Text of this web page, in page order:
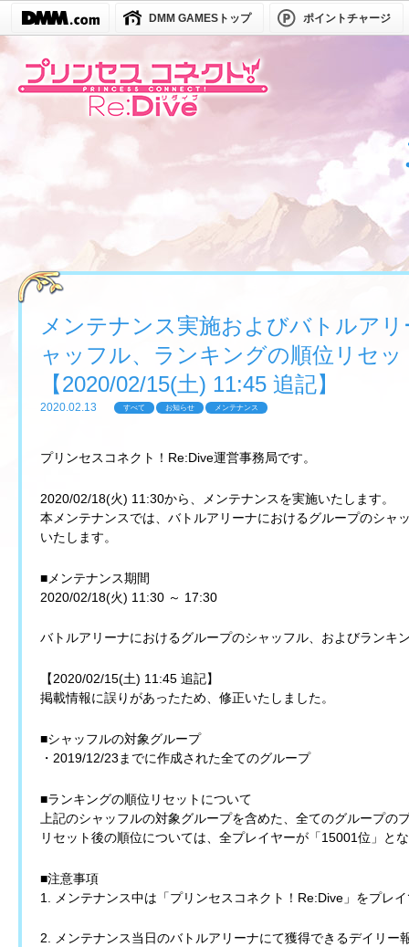
DMM GAMESトップ ポイントチャージ
メンテナンス実施およびバトルア
ャッフル、ランキングの順位リセ
【2020/02/15(土) 11:45 追記】
2020.02.13 すべて お知らせ メンテナンス
プリンセスコネクト！Re:Dive運営事務局です。
2020/02/18(火) 11:30から、メンテナンスを実施いたします。
本メンテナンスでは、バトルアリーナにおけるグループのシャ
いたします。
■メンテナンス期間
2020/02/18(火) 11:30 ～ 17:30
バトルアリーナにおけるグループのシャッフル、およびランキ
【2020/02/15(土) 11:45 追記】
掲載情報に誤りがあったため、修正いたしました。
■シャッフルの対象グループ
・2019/12/23までに作成された全てのグループ
■ランキングの順位リセットについて
上記のシャッフルの対象グループを含めた、全てのグループの
リセット後の順位については、全プレイヤーが「15001位」と
■注意事項
1. メンテナンス中は「プリンセスコネクト！Re:Dive」をプレ
2. メンテナンス当日のバトルアリーナにて獲得できるデイリー